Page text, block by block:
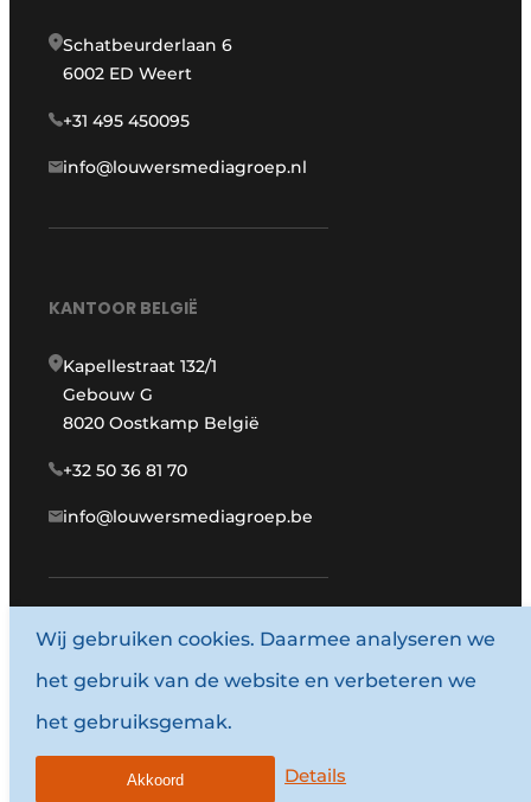
Schatbeurderlaan 6
6002 ED Weert
+31 495 450095
info@louwersmediagroep.nl
KANTOOR BELGIË
Kapellestraat 132/1
Gebouw G
8020 Oostkamp België
+32 50 36 81 70
info@louwersmediagroep.be
www.louwersmediagroep.com
© 1987 - 2026 Louwersmediagroep.
Algemene voorwaarden
Wij gebruiken cookies. Daarmee analyseren we
het gebruik van de website en verbeteren we
het gebruiksgemak.
Details
Akkoord